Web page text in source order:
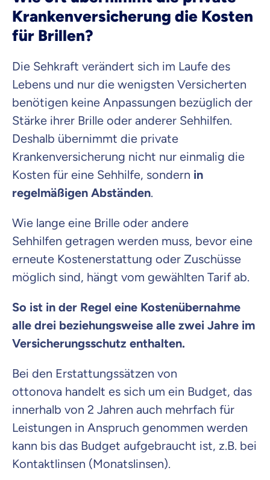
Krankenversicherung die Kosten
für Brillen?
Die Sehkraft verändert sich im Laufe des
Lebens und nur die wenigsten Versicherten
benötigen keine Anpassungen bezüglich der
Stärke ihrer Brille oder anderer Sehhilfen.
Deshalb übernimmt die private
Krankenversicherung nicht nur einmalig die
Kosten für eine Sehhilfe, sondern in
regelmäßigen Abständen.
Wie lange eine Brille oder andere
Sehhilfen getragen werden muss, bevor eine
erneute Kostenerstattung oder Zuschüsse
möglich sind, hängt vom gewählten Tarif ab.
So ist in der Regel eine Kostenübernahme
alle drei beziehungsweise alle zwei Jahre im
Versicherungsschutz enthalten.
Bei den Erstattungssätzen von
ottonova handelt es sich um ein Budget, das
innerhalb von 2 Jahren auch mehrfach für
Leistungen in Anspruch genommen werden
kann bis das Budget aufgebraucht ist, z.B. bei
Kontaktlinsen (Monatslinsen).